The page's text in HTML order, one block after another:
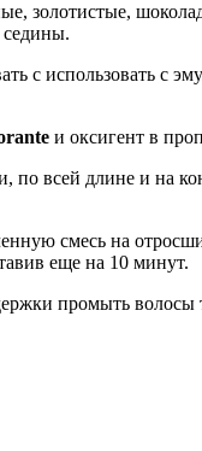
золотистые,
седины.
с использовать с
и оксигент в
по всей длине и на
смесь на
еще на 10 минут.
промыть